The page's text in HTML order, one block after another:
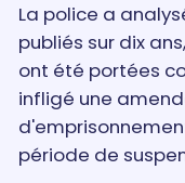
La police a
publiés sur dix
ont été portées
infligé une
période de